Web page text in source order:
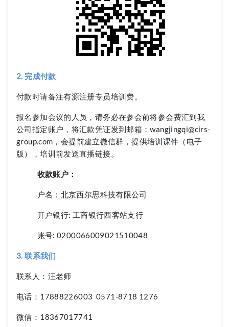
2. 完成付款
付款时请备注有源注册专员培训费。
报名参加会议的人员，请务必在参会前将参会费汇到我
公司指定账户，将汇款凭证发到邮箱：wangjingqi@cirs-
group.com，会提前建立微信群，提供培训课件（电子
版），培训前发送直播链接。
收款账户：
户名：北京西尔思科技有限公司
开户银行: 工商银行西客站支行
账号: 0200066009021510048
3. 联系我们
联系人：汪老师
电话：17888226003 0571-8718 1276
微信：18367017741